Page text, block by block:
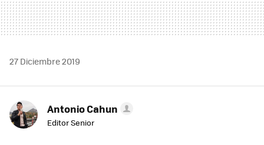
27 Diciembre 2019
Antonio Cahun
Editor Senior